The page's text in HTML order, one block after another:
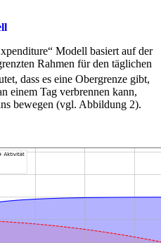
Modell basiert auf der
Rahmen für den täglichen
dass es eine Obergrenze gibt,
einem Tag verbrennen kann,
bewegen (vgl. Abbildung 2).